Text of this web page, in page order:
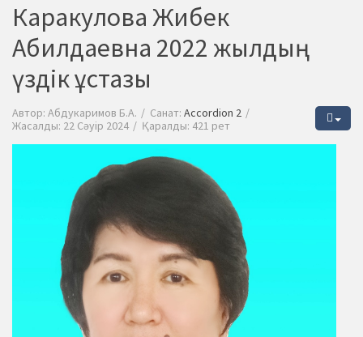
Каракулова Жибек
Абилдаевна 2022 жылдың
үздік ұстазы
Автор: Абдукаримов Б.А. Санат: Accordion 2
Жасалды: 22 Сәуір 2024
Қаралды: 421 рет